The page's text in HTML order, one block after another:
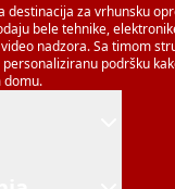
destinacija za vrhunsku
bele tehnike,
nadzora. Sa timom
podršku
domu.